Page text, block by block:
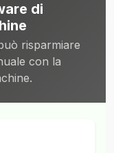
di
risparmiare
con la